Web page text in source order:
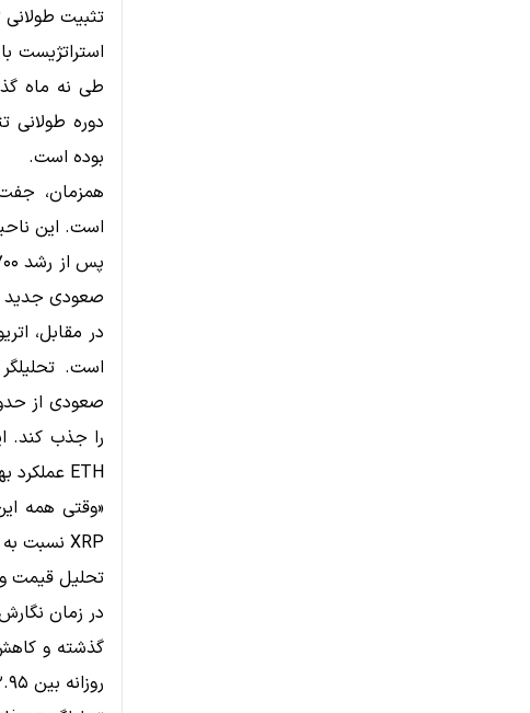
تثبیت طولانی XRP در مقابل روند اتریوم
طی نه ماه
بوده است.
است. این
صعودی جدید
در مقابل،
ETH عملکرد بهتری داشته باشد.
«وقتی همه
XRP نسبت به ETH نزدیک شده‌ایم.»
تحلیل قیمت
روزانه بین ۲.۹۵ تا ۳.۱۰ دلار و حرکت هفتگی بین ۲.۹۶ تا ۳.۳۴ دلار بوده است.